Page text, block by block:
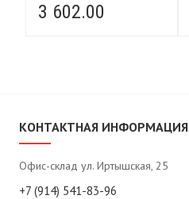
3 602.00
КОНТАКТНАЯ ИНФОРМАЦИЯ
Офис-склад ул. Иртышская, 25
+7 (914) 541-83-96